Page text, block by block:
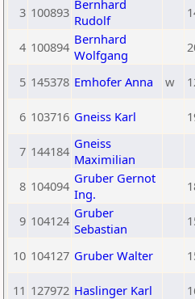
3 100893 Bernhard
Rudolf
4 100894 Bernhard
Wolfgang
5 145378 Emhofer Anna w
6 103716 Gneiss Karl
7 144184 Gneiss
Maximilian
8 104094 Gruber Gernot
Ing.
9 104124 Gruber
Sebastian
10 104127 Gruber Walter
11 127972 Haslinger Karl